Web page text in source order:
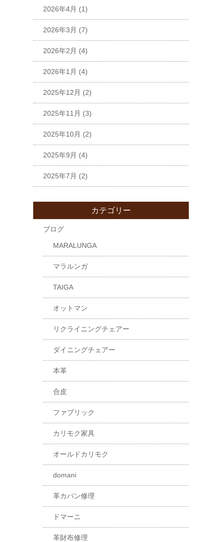
2026年4月 (1)
2026年3月 (7)
2026年2月 (4)
2026年1月 (4)
2025年12月 (2)
2025年11月 (3)
2025年10月 (2)
2025年9月 (4)
2025年7月 (2)
カテゴリー
ブログ
MARALUNGA
マラルンガ
TAIGA
オットマン
リクライニングチェアー
ダイニングチェアー
本革
合皮
ファブリック
カリモク家具
オールドカリモク
domani
革カバン修理
ドマーニ
革財布修理